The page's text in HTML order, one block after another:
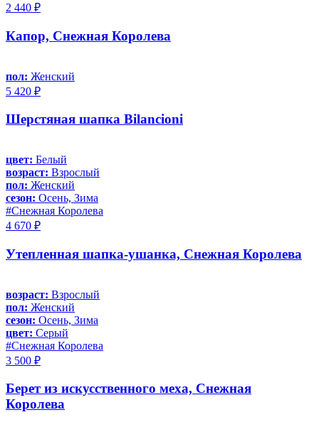
2 440 ₽
Капор, Снежная Королева
пол: Женский
5 420 ₽
Шерстяная шапка Bilancioni
цвет: Белый
возраст: Взрослый
пол: Женский
сезон: Осень, Зима
#Снежная Королева
4 670 ₽
Утепленная шапка-ушанка, Снежная Королева
возраст: Взрослый
пол: Женский
сезон: Осень, Зима
цвет: Серый
#Снежная Королева
3 500 ₽
Берет из искусственного меха, Снежная
Королева